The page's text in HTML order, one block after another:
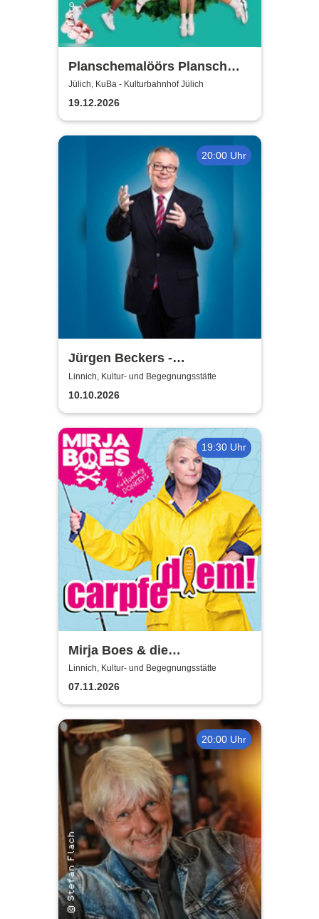
Planschemalöörs Plansch
und Gloria - Jülich /
Weihnachtsplansch 2026
Jülich, KuBa - Kulturbahnhof Jülich
19.12.2026
20:00 Uhr
Jürgen Beckers -
Hausmannskost
Linnich, Kultur- und Begegnungsstätte
10.10.2026
19:30 Uhr
Mirja Boes & die
HonkeyDonkeys - carpfe
diem!
Linnich, Kultur- und Begegnungsstätte
07.11.2026
20:00 Uhr